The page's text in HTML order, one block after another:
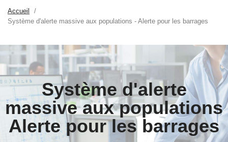
Accueil
Système d'alerte massive aux populations - Alerte pour les barrages
Système d'alerte
massive aux populations
Alerte pour les barrages